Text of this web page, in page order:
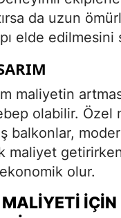
da uzun
elde edilmesini
maliyetin
olabilir. Özel
balkonlar,
maliyet
olur.
İÇIN